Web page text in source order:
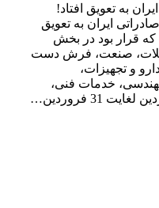
به تعویق افتاد!
ایران به تعویق
این نمایشگاه (اکسپو۲۰۲۶) که قرار بود در بخش
صنعت، فرش دست
و تجهیزات،
خدمات فنی،